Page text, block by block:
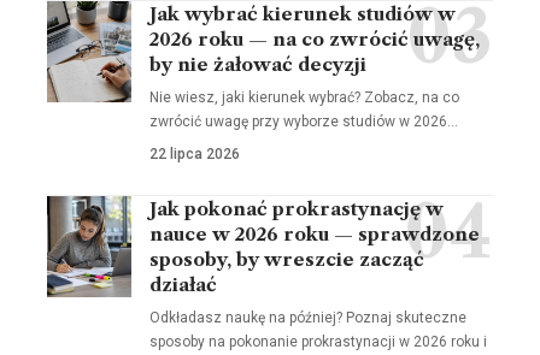
Jak wybrać kierunek studiów w
2026 roku — na co zwrócić uwagę,
by nie żałować decyzji
Nie wiesz, jaki kierunek wybrać? Zobacz, na co
zwrócić uwagę przy wyborze studiów w 2026…
22 lipca 2026
Jak pokonać prokrastynację w
nauce w 2026 roku — sprawdzone
sposoby, by wreszcie zacząć
działać
Odkładasz naukę na później? Poznaj skuteczne
sposoby na pokonanie prokrastynacji w 2026 roku i